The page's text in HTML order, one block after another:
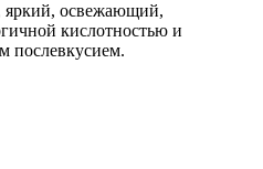
яркий, освежающий,
кислотностью и
послевкусием.